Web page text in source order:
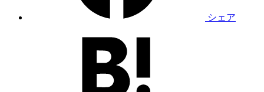
シェア